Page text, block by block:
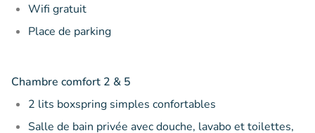
Wifi gratuit
Place de parking
Chambre comfort 2 & 5
2 lits boxspring simples confortables
Salle de bain privée avec douche, lavabo et toilettes,